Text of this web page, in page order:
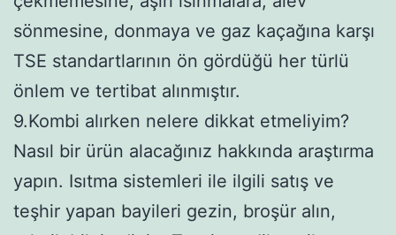
sönmesine, donmaya ve gaz kaçağına karşı
TSE standartlarının ön gördüğü her türlü
önlem ve tertibat alınmıştır.
9.Kombi alırken nelere dikkat etmeliyim?
Nasıl bir ürün alacağınız hakkında araştırma
yapın. Isıtma sistemleri ile ilgili satış ve
teşhir yapan bayileri gezin, broşür alın,